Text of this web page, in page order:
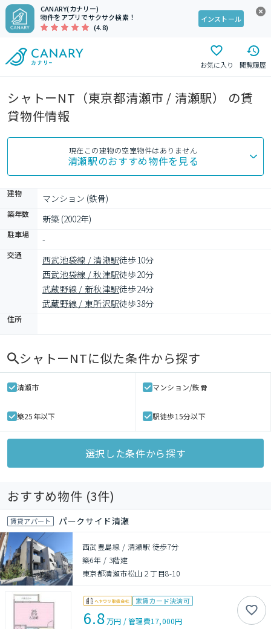
CANARY(カナリー)
物件をアプリでサクサク検索！
(4.8)
インストール
お気に入り 閲覧履歴
シャトーNT（東京都清瀬市 / 清瀬駅） の賃
貸物件情報
現在この建物の空室物件はありません
清瀬駅のおすすめ物件を見る
建物 マンション (鉄骨)
築年数 新築 (2002年)
駐車場 -
交通 西武池袋線 / 清瀬駅徒歩10分
西武池袋線 / 秋津駅徒歩20分
武蔵野線 / 新秋津駅徒歩24分
武蔵野線 / 東所沢駅徒歩38分
住所
シャトーNTに似た条件から探す
清瀬市 マンション/鉄骨
築25年以下 駅徒歩15分以下
選択した条件から探す
おすすめ物件 (3件)
賃貸アパート パークサイド清瀬
西武豊島線 / 清瀬駅 徒歩7分
築6年 / 3階建
東京都清瀬市松山２丁目8-10
家賃カード決済可
6.8万円 /管理費17,000円